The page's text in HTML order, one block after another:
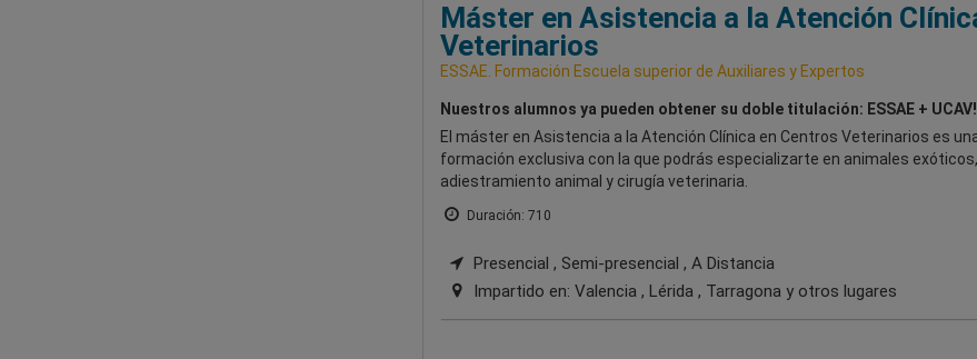
Máster en Asistencia a la Atención
Veterinarios
ESSAE. Formación Escuela superior de Auxiliares y Expertos
Nuestros alumnos ya pueden obtener su doble titulación: ESSAE + UCAV!
El máster en Asistencia a la Atención Clínica en Centros Veterinarios es
formación exclusiva con la que podrás especializarte en animales
adiestramiento animal y cirugía veterinaria.
Duración: 710
Presencial , Semi-presencial , A Distancia
Impartido en: Valencia , Lérida , Tarragona y otros lugares